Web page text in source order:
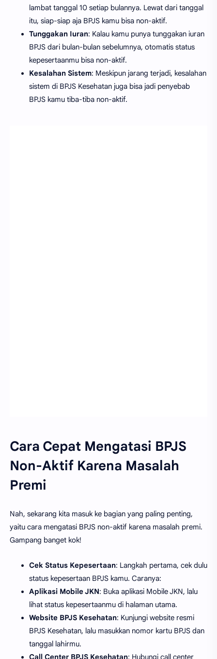
lambat tanggal 10 setiap bulannya. Lewat dari tanggal
itu, siap-siap aja BPJS kamu bisa non-aktif.
Tunggakan Iuran: Kalau kamu punya tunggakan iuran
BPJS dari bulan-bulan sebelumnya, otomatis status
kepesertaanmu bisa non-aktif.
Kesalahan Sistem: Meskipun jarang terjadi, kesalahan
sistem di BPJS Kesehatan juga bisa jadi penyebab
BPJS kamu tiba-tiba non-aktif.
Cara Cepat Mengatasi BPJS
Non-Aktif Karena Masalah
Premi
Nah, sekarang kita masuk ke bagian yang paling penting,
yaitu cara mengatasi BPJS non-aktif karena masalah premi.
Gampang banget kok!
Cek Status Kepesertaan: Langkah pertama, cek dulu
status kepesertaan BPJS kamu. Caranya:
Aplikasi Mobile JKN: Buka aplikasi Mobile JKN, lalu
lihat status kepesertaanmu di halaman utama.
Website BPJS Kesehatan: Kunjungi website resmi
BPJS Kesehatan, lalu masukkan nomor kartu BPJS dan
tanggal lahirmu.
Call Center BPJS Kesehatan: Hubungi call center